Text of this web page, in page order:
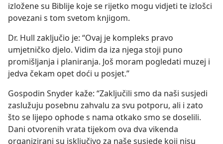
izložene su Biblije koje se rijetko mogu vidjeti te izlošci
povezani s tom svetom knjigom.
Dr. Hull zaključio je: “Ovaj je kompleks pravo
umjetničko djelo. Vidim da iza njega stoji puno
promišljanja i planiranja. Još moram pogledati muzej i
jedva čekam opet doći u posjet.”
Gospodin Snyder kaže: “Zaključili smo da naši susjedi
zaslužuju posebnu zahvalu za svu potporu, ali i zato
što se lijepo ophode s nama otkako smo se doselili.
Dani otvorenih vrata tijekom ova dva vikenda
organizirani su isključivo za naše susjede koji nisu